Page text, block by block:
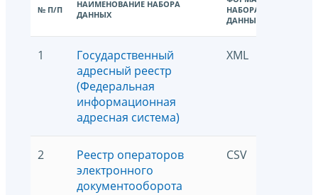
№ П/П
НАИМЕНОВАНИЕ НАБОРА
ДАННЫХ
НАБОРА
ДАННЫХ
1
Государственный
адресный реестр
(Федеральная
информационная
адресная система)
XML
2
Реестр операторов
электронного
документооборота
CSV